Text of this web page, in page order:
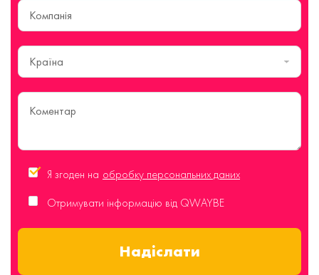
Країна
Я згоден на обробку персональних даних
Отримувати інформацію від QWAYBE
Надіслати